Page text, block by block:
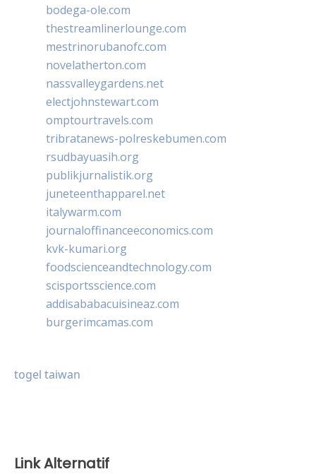
bodega-ole.com
thestreamlinerlounge.com
mestrinorubanofc.com
novelatherton.com
nassvalleygardens.net
electjohnstewart.com
omptourtravels.com
tribratanews-polreskebumen.com
rsudbayuasih.org
publikjurnalistik.org
juneteenthapparel.net
italywarm.com
journaloffinanceeconomics.com
kvk-kumari.org
foodscienceandtechnology.com
scisportsscience.com
addisababacuisineaz.com
burgerimcamas.com
togel taiwan
Link Alternatif